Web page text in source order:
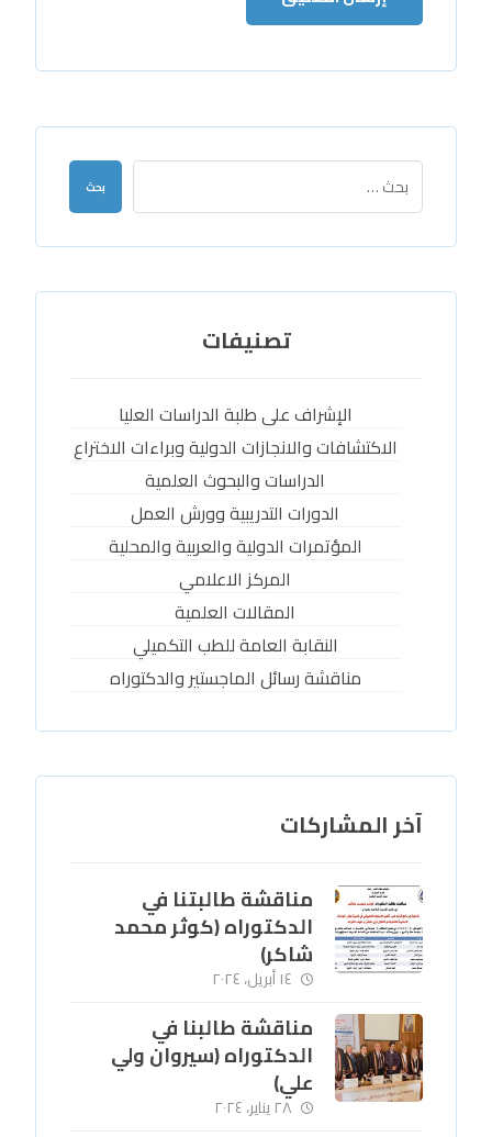
بحث
تصنيفات
الإشراف على طلبة الدراسات العليا
الاكتشافات والانجازات الدولية وبراءات الاختراع
الدراسات والبحوث العلمية
الدورات التدريبية وورش العمل
المؤتمرات الدولية والعربية والمحلية
المركز الاعلامي
المقالات العلمية
النقابة العامة للطب التكميلي
مناقشة رسائل الماجستير والدكتوراه
آخر المشاركات
مناقشة طالبتنا في
الدكتوراه (كوثر محمد
شاكر)
١٤ أبريل، ٢٠٢٤
مناقشة طالبنا في
الدكتوراه (سيروان ولي
علي)
٢٨ يناير، ٢٠٢٤